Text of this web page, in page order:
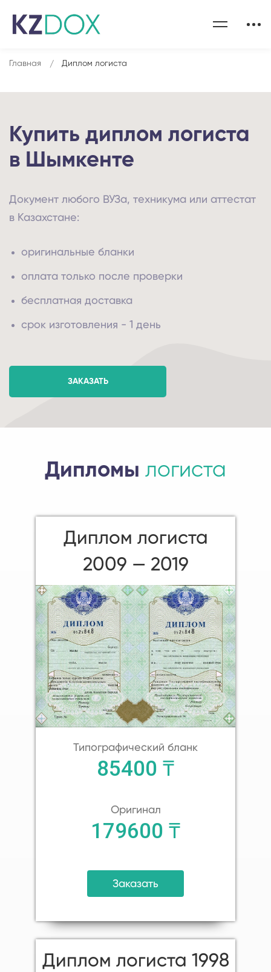
Главная Диплом логиста
Купить диплом логиста
в Шымкенте
Документ любого ВУЗа, техникума или аттестат
в Казахстане:
оригинальные бланки
оплата только после проверки
бесплатная доставка
срок изготовления - 1 день
ЗАКАЗАТЬ
Дипломы логиста
Диплом логиста
2009 — 2019
Типографический бланк
85400 ₸
Оригинал
179600 ₸
Заказать
Диплом логиста 1998